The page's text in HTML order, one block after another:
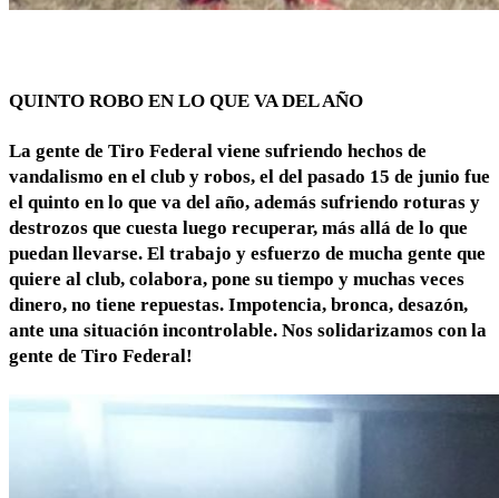
QUINTO ROBO EN LO QUE VA DEL AÑO
La gente de Tiro Federal viene sufriendo hechos de
vandalismo en el club y robos, el del pasado 15 de junio fue
el quinto en lo que va del año, además sufriendo roturas y
destrozos que cuesta luego recuperar, más allá de lo que
puedan llevarse. El trabajo y esfuerzo de mucha gente que
quiere al club, colabora, pone su tiempo y muchas veces
dinero, no tiene repuestas. Impotencia, bronca, desazón,
ante una situación incontrolable. Nos solidarizamos con la
gente de Tiro Federal!